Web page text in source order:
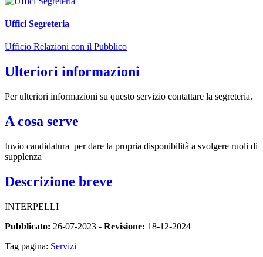
Uffici Segreteria
Ufficio Relazioni con il Pubblico
Ulteriori informazioni
Per ulteriori informazioni su questo servizio contattare la segreteria.
A cosa serve
Invio candidatura per dare la propria disponibilità a svolgere ruoli di
supplenza
Descrizione breve
INTERPELLI
Pubblicato: 26-07-2023 - Revisione: 18-12-2024
Tag pagina: Servizi